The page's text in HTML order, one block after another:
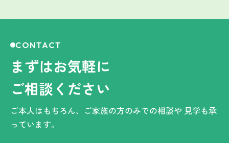
CONTACT
まずはお気軽に
ご相談ください
ご本人はもちろん、ご家族の方のみでの相談や 見学も承
っています。